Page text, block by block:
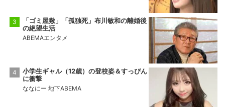
「ゴミ屋敷」「孤独死」布川敏和の離婚後
の絶望生活
ABEMAエンタメ
小学生ギャル（12歳）の登校姿＆すっぴん
に衝撃
ななにー 地下ABEMA